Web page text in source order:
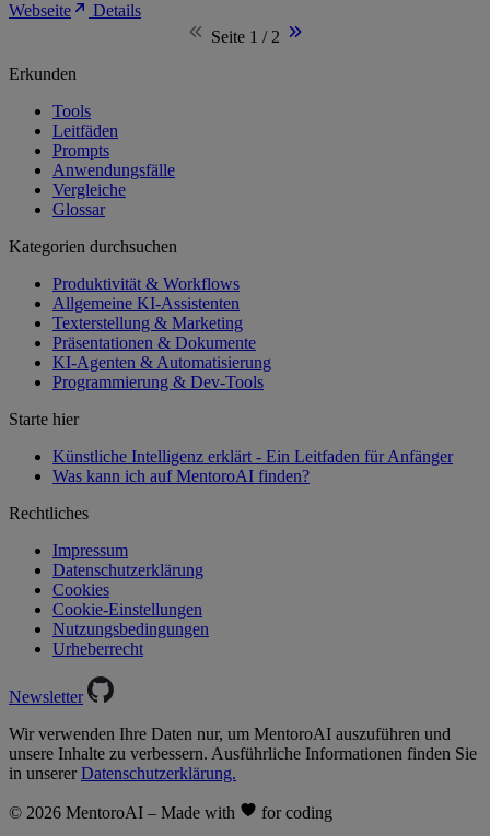
Webseite
Details
Seite 1 / 2
Erkunden
Tools
Leitfäden
Prompts
Anwendungsfälle
Vergleiche
Glossar
Kategorien durchsuchen
Produktivität & Workflows
Allgemeine KI-Assistenten
Texterstellung & Marketing
Präsentationen & Dokumente
KI-Agenten & Automatisierung
Programmierung & Dev-Tools
Starte hier
Künstliche Intelligenz erklärt - Ein Leitfaden für Anfänger
Was kann ich auf MentoroAI finden?
Rechtliches
Impressum
Datenschutzerklärung
Cookies
Cookie-Einstellungen
Nutzungsbedingungen
Urheberrecht
Newsletter
Wir verwenden Ihre Daten nur, um MentoroAI auszuführen und
unsere Inhalte zu verbessern. Ausführliche Informationen finden Sie
in unsererDatenschutzerklärung.
© 2026 MentoroAI – Made with for coding